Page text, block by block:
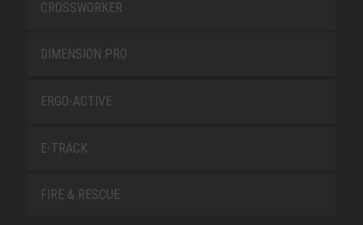
CROSSWORKER
DIMENSION PRO
ERGO-ACTIVE
E-TRACK
FIRE & RESCUE